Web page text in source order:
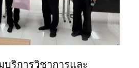
บริการวิชาการและ